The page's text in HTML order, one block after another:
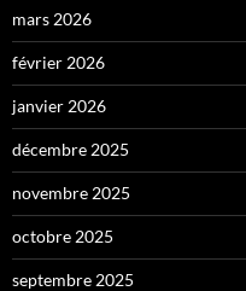
mars 2026
février 2026
janvier 2026
décembre 2025
novembre 2025
octobre 2025
septembre 2025